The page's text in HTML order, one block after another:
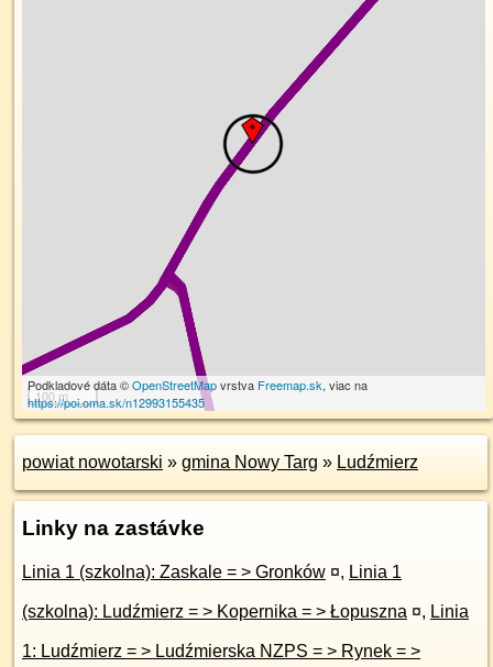
100 m
Podkladové dáta ©OpenStreetMapvrstva Freemap.sk, viac na
https://poi.oma.sk/n12993155435
powiat nowotarski » gmina Nowy Targ » Ludźmierz
Linky na zastávke
Linia 1 (szkolna): Zaskale = > Gronków ¤, Linia 1
(szkolna): Ludźmierz = > Kopernika = > Łopuszna ¤, Linia
1: Ludźmierz = > Ludźmierska NZPS = > Rynek = >